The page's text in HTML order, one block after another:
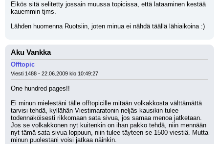
Eikös sitä selitetty jossain muussa topicissa, että lataaminen kestää
kauemmin tjms.
Lähden huomenna Ruotsiin, joten minua ei nähdä täällä lähiaikoina :)
Aku Vankka
Offtopic
Viesti 1488 - 22.06.2009 klo 10:49:27
One hundred pages!!
Ei minun mielestäni tälle offtopicille mitään volkakkosta välttämättä
tarvisi tehdä, kyllähän Viestimaratonin neljäs kausikin tulee
todennäköisesti rikkomaan sata sivua, jos samaa menoa jatketaan.
Jos se volkakkonen nyt kuitenkin on ihan pakko tehdä, niin mennään
nyt tämä sata sivua loppuun, niin tulee täyteen se 1500 viestiä. Mutta
minun puolestani voisi jatkaa näinkin.